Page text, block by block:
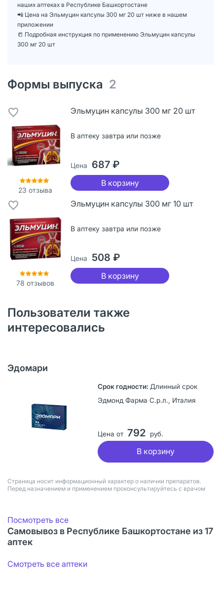
наших аптеках в Республике Башкортостане
📲 Цена на Эльмуцин капсулы 300 мг 20 шт ниже в нашем
приложении
📒 Подробная инструкция по применению Эльмуцин капсулы
300 мг 20 шт
Формы выпуска 2
23 отзыва
Эльмуцин капсулы 300 мг 20 шт
В аптеку завтра или позже
Цена 687 ₽
В корзину
78 отзывов
Эльмуцин капсулы 300 мг 10 шт
В аптеку завтра или позже
Цена 508 ₽
В корзину
Пользователи также
интересовались
Эдомари
Длинный срок
Эдмонд Фарма С.р.л., Италия
Цена от 792 руб.
В корзину
Страница носит информационный характер о наличии препаратов.
Перед назначением и применением проконсультируйтесь с врачом
Посмотреть все
Самовывоз в Республике Башкортостане из 17
аптек
Смотреть все аптеки